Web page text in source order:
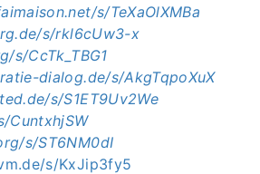
s/TeXaOlXMBa
s/rkl6cUw3-x
s/CcTk_TBG1
dialog.de/s/AkgTqpoXuX
s/S1ET9Uv2We
CuntxhjSW
s/ST6NM0dI
s/KxJip3fy5